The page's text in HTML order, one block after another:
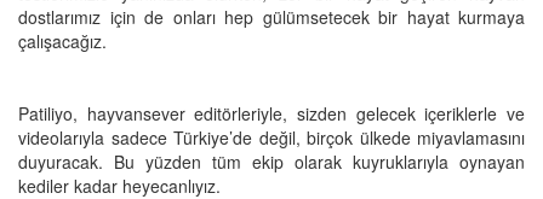
dostlarımız için de onları hep gülümsetecek bir hayat kurmaya
çalışacağız.
Patiliyo, hayvansever editörleriyle, sizden gelecek içeriklerle ve
videolarıyla sadece Türkiye’de değil, birçok ülkede miyavlamasını
duyuracak. Bu yüzden tüm ekip olarak kuyruklarıyla oynayan
kediler kadar heyecanlıyız.